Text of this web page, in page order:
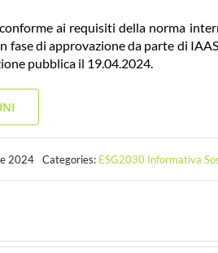
ai requisiti della norma
di approvazione da parte di
pubblica il 19.04.2024.
2024 Categories: ESG2030 Informativa